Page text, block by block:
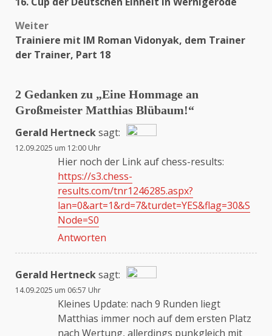
Weiter
Trainiere mit IM Roman Vidonyak, dem Trainer
der Trainer, Part 18
2 Gedanken zu „Eine Hommage an
Großmeister Matthias Blübaum!“
Gerald Hertnecksagt:
Das „Echte-Person“-Abzeichen!
Anti-Spam von CleanTalk
12.09.2025 um 12:00 Uhr
Hier noch der Link auf chess-results:
https://s3.chess-
results.com/tnr1246285.aspx?
lan=0&art=1&rd=7&turdet=YES&flag=30&S
Node=S0
Antworten
Gerald Hertnecksagt:
Das „Echte-Person“-Abzeichen!
14.09.2025 um 06:57 Uhr
Kleines Update: nach 9 Runden liegt
Matthias immer noch auf dem ersten Platz
nach Wertung, allerdings punkgleich mit